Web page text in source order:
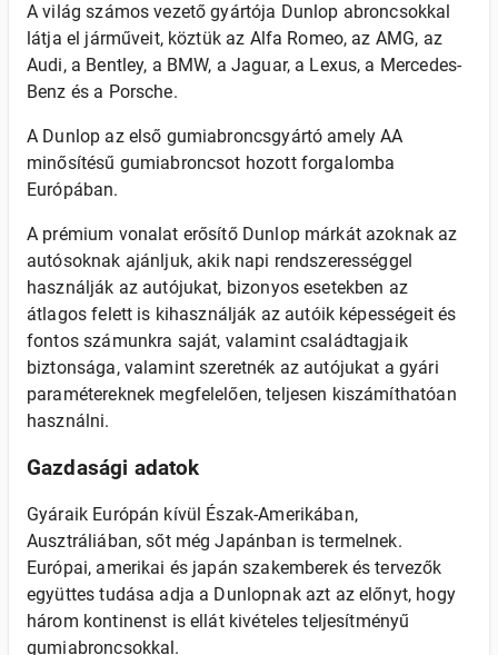
A világ számos vezető gyártója Dunlop abroncsokkal
látja el járműveit, köztük az Alfa Romeo, az AMG, az
Audi, a Bentley, a BMW, a Jaguar, a Lexus, a Mercedes-
Benz és a Porsche.
A Dunlop az első gumiabroncsgyártó amely AA
minősítésű gumiabroncsot hozott forgalomba
Európában.
A prémium vonalat erősítő Dunlop márkát azoknak az
autósoknak ajánljuk, akik napi rendszerességgel
használják az autójukat, bizonyos esetekben az
átlagos felett is kihasználják az autóik képességeit és
fontos számunkra saját, valamint családtagjaik
biztonsága, valamint szeretnék az autójukat a gyári
paramétereknek megfelelően, teljesen kiszámíthatóan
használni.
Gazdasági adatok
Gyáraik Európán kívül Észak-Amerikában,
Ausztráliában, sőt még Japánban is termelnek.
Európai, amerikai és japán szakemberek és tervezők
együttes tudása adja a Dunlopnak azt az előnyt, hogy
három kontinenst is ellát kivételes teljesítményű
gumiabroncsokkal.